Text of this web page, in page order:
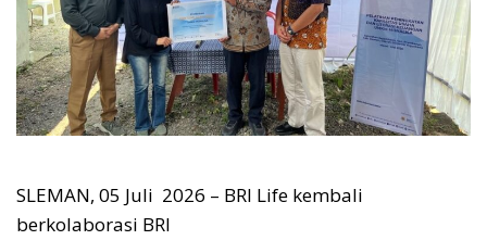
SLEMAN, 05 Juli 2026 – BRI Life kembali
berkolaborasi BRI